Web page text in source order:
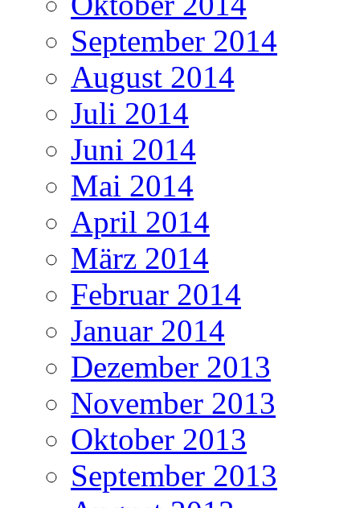
September 2014
August 2014
Juli 2014
Juni 2014
Mai 2014
April 2014
März 2014
Februar 2014
Januar 2014
Dezember 2013
November 2013
Oktober 2013
September 2013